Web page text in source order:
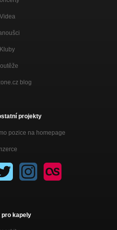
Videa
Kluby
blog
projekty
pozice na homepage
Inzerce
pro kapely